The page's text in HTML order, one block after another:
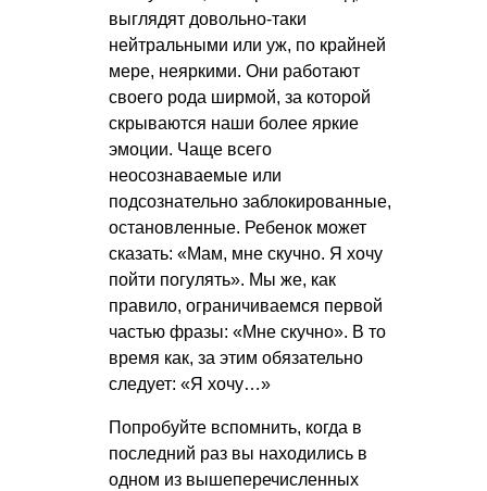
выглядят довольно-таки
нейтральными или уж, по крайней
мере, неяркими. Они работают
своего рода ширмой, за которой
скрываются наши более яркие
эмоции. Чаще всего
неосознаваемые или
подсознательно заблокированные,
остановленные. Ребенок может
сказать: «Мам, мне скучно. Я хочу
пойти погулять». Мы же, как
правило, ограничиваемся первой
частью фразы: «Мне скучно». В то
время как, за этим обязательно
следует: «Я хочу…»
Попробуйте вспомнить, когда в
последний раз вы находились в
одном из вышеперечисленных